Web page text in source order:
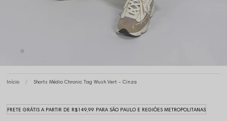
Início Shorts Médio Chronic Tag Wush Vert - Cinza
FRETE GRÁTIS A PARTIR DE R$149,99 PARA SÃO PAULO E REGIÕES METROPOLITANAS